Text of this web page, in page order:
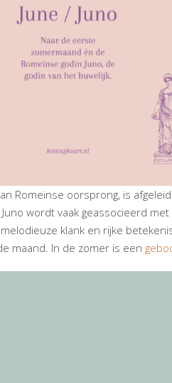
Romeinse oorsprong, is
wordt vaak geassocieerd
klank en rijke
maand. In de zomer is een